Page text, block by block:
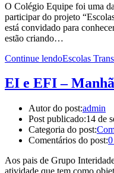
O Colégio Equipe foi uma
participar do projeto
está convidado para
estão criando…
Continue lendoEscolas
EI e EFI –
Autor do post:admin
Post publicado:14 de
Categoria do post:
Comentários do post:
Aos pais de Grupo